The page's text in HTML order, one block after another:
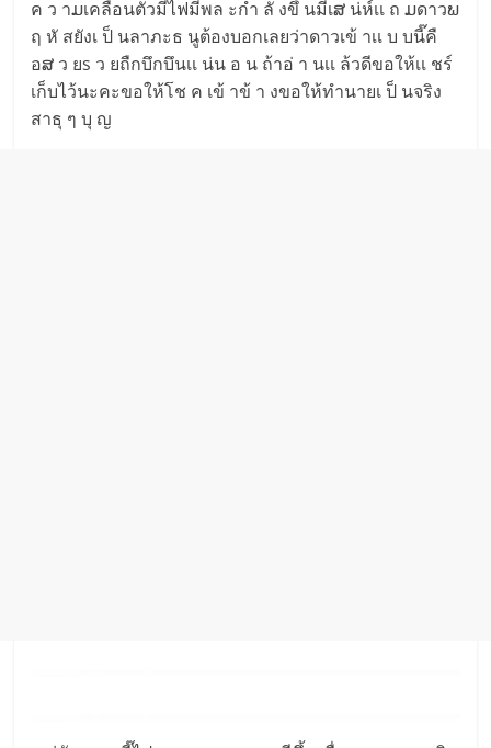
ค ว าມเคลื่อนตัวมีไฟมีพล ะกำ ลั งขึ้ นมีเສ น่ห์เเ ถ ມดาวພ
ฤ หั สยังเ ป็ นลาภะธ นูต้องบอกเลยว่าดาวเข้ าเเ บ บนี๊คื
อສ ว ยs ว ยถืกบึกบึนเเ น่น อ น ถ้าอ่ า นเเ ล้วดีขอให้เเ ชร์
เก็บไว้นะคะขอให้โช ค เข้ าข้ า งขอให้ทำนายเ ป็ นจริง
สาธุ ๆ บุ ญ